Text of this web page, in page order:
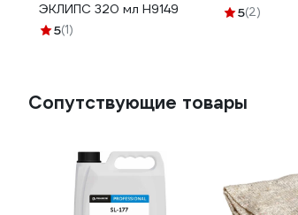
ЭКЛИПС 320 мл H9149
5(1)
5(2)
Сопутствующие товары